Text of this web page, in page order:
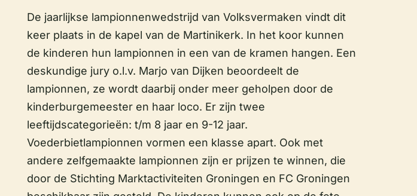
De jaarlijkse lampionnenwedstrijd van Volksvermaken vindt dit
keer plaats in de kapel van de Martinikerk. In het koor kunnen
de kinderen hun lampionnen in een van de kramen hangen. Een
deskundige jury o.l.v. Marjo van Dijken beoordeelt de
lampionnen, ze wordt daarbij onder meer geholpen door de
kinderburgemeester en haar loco. Er zijn twee
leeftijdscategorieën: t/m 8 jaar en 9-12 jaar.
Voederbietlampionnen vormen een klasse apart. Ook met
andere zelfgemaakte lampionnen zijn er prijzen te winnen, die
door de Stichting Marktactiviteiten Groningen en FC Groningen